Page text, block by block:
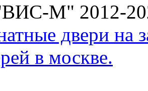
М" 2012-
двери на
в москве.